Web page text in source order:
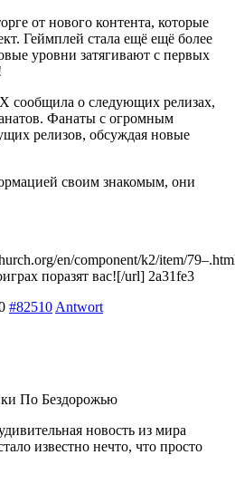
от нового контента, которые
Геймплей стала ещё ещё более
уровни затягивают с первых
сообщила о следующих релизах,
Фанаты с огромным
релизов, обсуждая новые
своим знакомым, они
en/component/k2/item/
поразят вас![/url] 2a31fe3
#82510 Antwort
По Бездорожью
новость из мира
известно нечто, что просто